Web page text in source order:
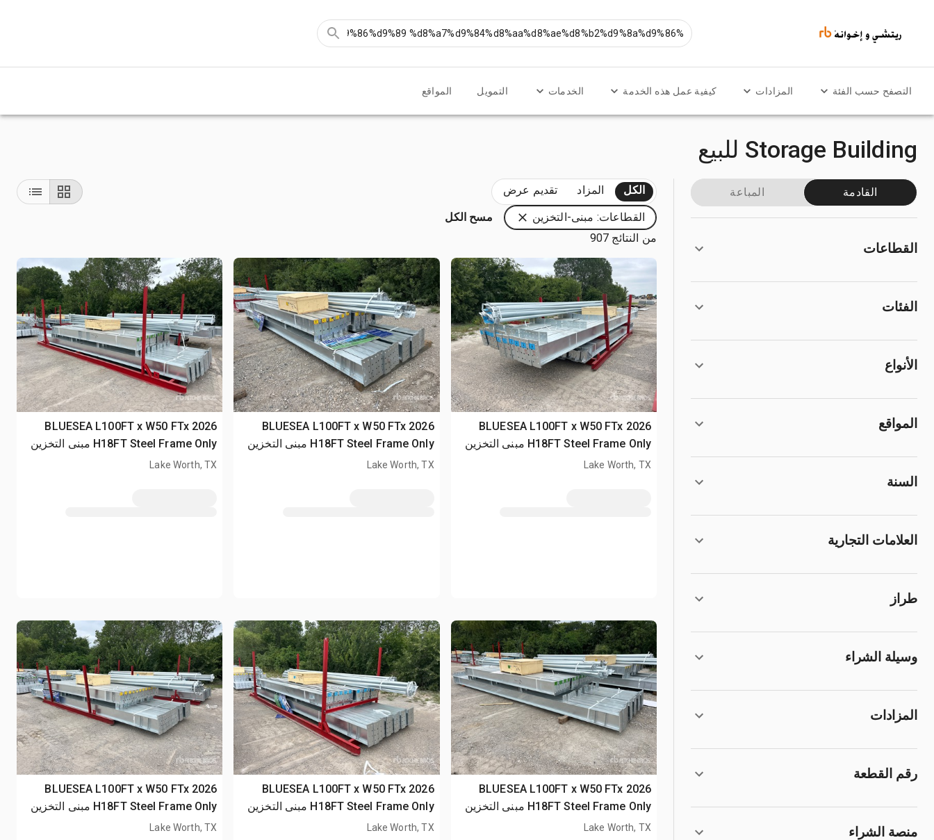
التصفح حسب الفئة المزادات كيفية عمل هذه الخدمة الخدمات التمويل المواقع
Storage Building للبيع
القادمة المباعة
القطاعات
الفئات
الأنواع
المواقع
السنة
العلامات التجارية
طراز
وسيلة الشراء
المزادات
رقم القطعة
منصة الشراء
الكل المزاد تقديم عرض
القطاعات: مبنى-التخزين
مسح الكل
من النتائج 907
2026 BLUESEA L100FT x W50 FTx
H18FT Steel Frame Only مبنى التخزين
(Unused)
Lake Worth, TX
2026 BLUESEA L100FT x W50 FTx
H18FT Steel Frame Only مبنى التخزين
(Unused)
Lake Worth, TX
2026 BLUESEA L100FT x W50 FTx
H18FT Steel Frame Only مبنى التخزين
(Unused)
Lake Worth, TX
2026 BLUESEA L100FT x W50 FTx
H18FT Steel Frame Only مبنى التخزين
(Unused)
Lake Worth, TX
2026 BLUESEA L100FT x W50 FTx
H18FT Steel Frame Only مبنى التخزين
(Unused)
Lake Worth, TX
2026 BLUESEA L100FT x W50 FTx
H18FT Steel Frame Only مبنى التخزين
(Unused)
Lake Worth, TX